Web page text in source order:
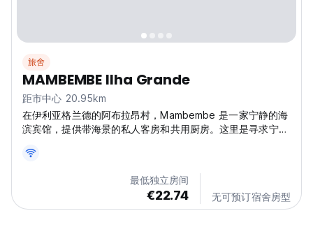
旅舍
MAMBEMBE Ilha Grande
距市中心 20.95km
在伊利亚格兰德的阿布拉昂村，Mambembe 是一家宁静的海
滨宾馆，提供带海景的私人客房和共用厨房。这里是寻求宁静
original language)
最低独立房间
€22.74 无可预订宿舍房型